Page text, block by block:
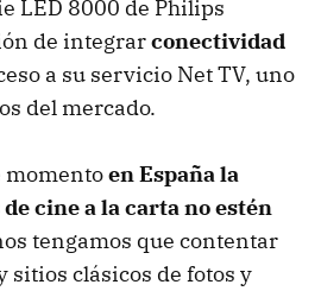
LED 8000 de Philips
de integrarconectividad
a su servicio Net TV, uno
del mercado.
momentoen España la
cine a la carta no estén
tengamos que contentar
sitios clásicos de fotos y